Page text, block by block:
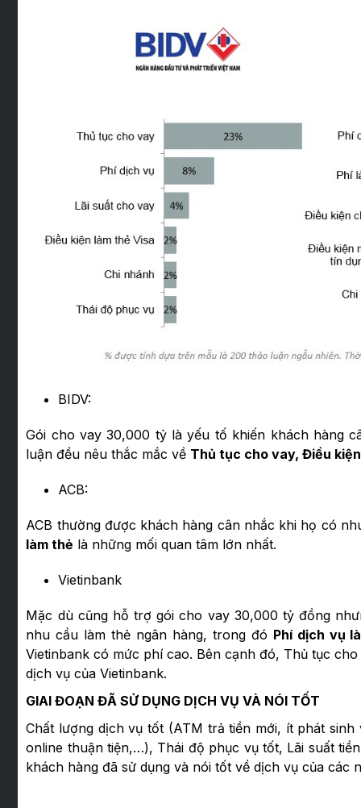
BIDV:
Gói cho vay 30,000 tỷ là yếu tố khiến khách hàng
luận đều nêu thắc mắc về Thủ tục cho vay, Điều
ACB:
ACB thường được khách hàng cân nhắc khi họ có
làm thẻ là những mối quan tâm lớn nhất.
Vietinbank
Mặc dù cũng hỗ trợ gói cho vay 30,000 tỷ đồng
nhu cầu làm thẻ ngân hàng, trong đó Phí dịch vụ
Vietinbank có mức phí cao. Bên cạnh đó, Thủ tục
dịch vụ của Vietinbank.
GIAI ĐOẠN ĐÃ SỬ DỤNG DỊCH VỤ VÀ NÓI TỐT
Chất lượng dịch vụ tốt (ATM trả tiền mới, ít phát
online thuận tiện,…), Thái độ phục vụ tốt, Lãi suất
khách hàng đã sử dụng và nói tốt về dịch vụ của các